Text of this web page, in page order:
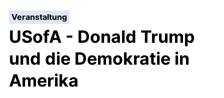
Veranstaltung:
USofA - Donald Trump
und die Demokratie in
Amerika